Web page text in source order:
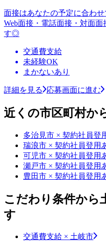
面接はあなたの予定に合わせ
Web面接・電話面接・対面
す◎
交通費支給
未経験OK
まかないあり
詳細を見る 応募画面に進む
近くの市区町村か
多治見市 × 契約社員登
瑞浪市 × 契約社員登用
可児市 × 契約社員登用
瀬戸市 × 契約社員登用
豊田市 × 契約社員登用
こだわり条件から
す
交通費支給 × 土岐市